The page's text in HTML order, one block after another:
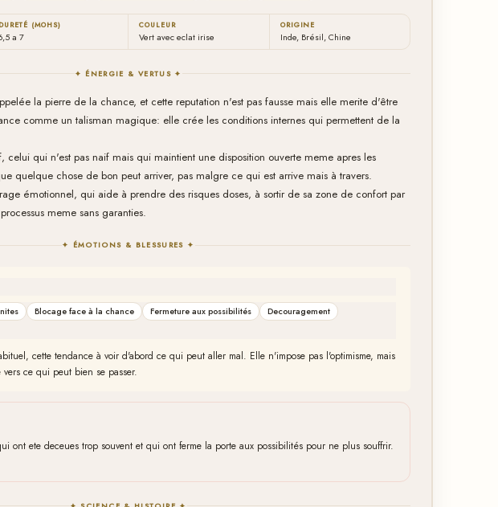
DURETÉ (MOHS)
a 7
COULEUR
Vert avec eclat irise
ORIGINE
Inde, Brésil, Chine
✦ ÉNERGIE & VERTUS ✦
la pierre de la chance, et cette reputation n'est pas fausse mais elle merite d'être
comme un talisman magique: elle crée les conditions internes qui permettent de la
celui qui n'est pas naif mais qui maintient une disposition ouverte meme apres les
quelque chose de bon peut arriver, pas malgre ce qui est arrive mais à travers.
émotionnel, qui aide à prendre des risques doses, à sortir de sa zone de confort par
meme sans garanties.
✦ ÉMOTIONS & BLESSURES ✦
Blocage face à la chance Fermeture aux possibilités
Decouragement
cette tendance à voir d'abord ce qui peut aller mal. Elle n'impose pas l'optimisme, mais
ce qui peut bien se passer.
ont ete deceues trop souvent et qui ont ferme la porte aux possibilités pour ne plus souffrir.